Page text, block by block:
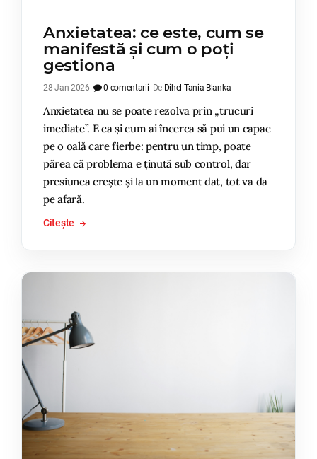
Anxietatea: ce este, cum se
manifestă și cum o poți
gestiona
28 Jan 2026 0 comentarii De Dihel Tania Blanka
Anxietatea nu se poate rezolva prin „trucuri
imediate”. E ca și cum ai încerca să pui un capac
pe o oală care fierbe: pentru un timp, poate
părea că problema e ținută sub control, dar
presiunea crește și la un moment dat, tot va da
pe afară.
Citește